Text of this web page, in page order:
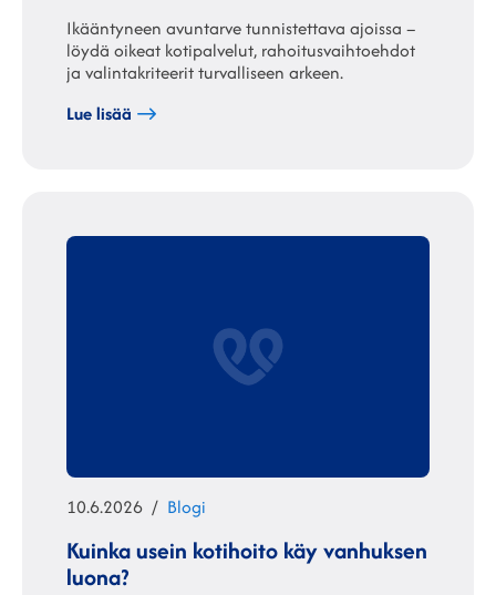
Ikääntyneen avuntarve tunnistettava ajoissa –
löydä oikeat kotipalvelut, rahoitusvaihtoehdot
ja valintakriteerit turvalliseen arkeen.
Lue lisää
Julkaistu
10.6.2026 Kategoriat
Blogi
Kuinka usein kotihoito käy vanhuksen
luona?